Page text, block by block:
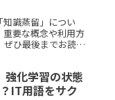
識蒸留」につい
重要な概念や利用方
ぜひ最後までお読み
強化学習の状態
IT用語をサク